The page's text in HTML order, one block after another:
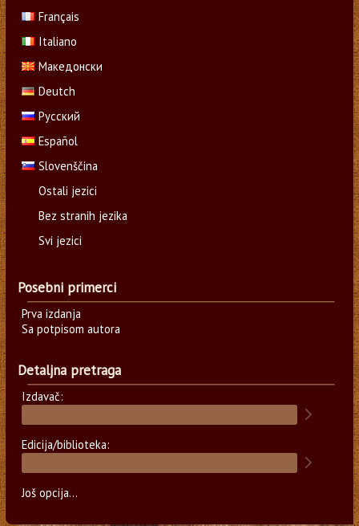
Français
Italiano
Македонски
Deutch
Русский
Español
Slovenščina
Ostali jezici
Bez stranih jezika
Svi jezici
Posebni primerci
Prva izdanja
Sa potpisom autora
Detaljna pretraga
Izdavač:
Edicija/biblioteka:
Još opcija...